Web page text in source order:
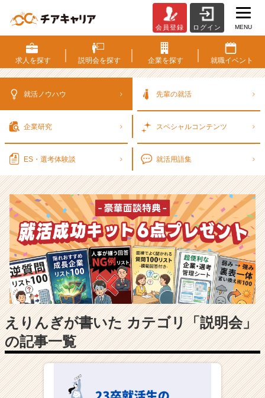
考
対
策・
ウ
ベ
ン
チ
ャ
ー・
成
長
企
業
か
ら
ス
ウ
届
会員登録 ログイン MENU
求人を探す 説明会を探す 企業を探す 就職イベント
就活ノウハウ 先輩の就活
企業研究 スペシャルコンテンツ
ES・選考体験談 就活用語集
えりんぎが書いた カテゴリ「説明会」
の記事一覧